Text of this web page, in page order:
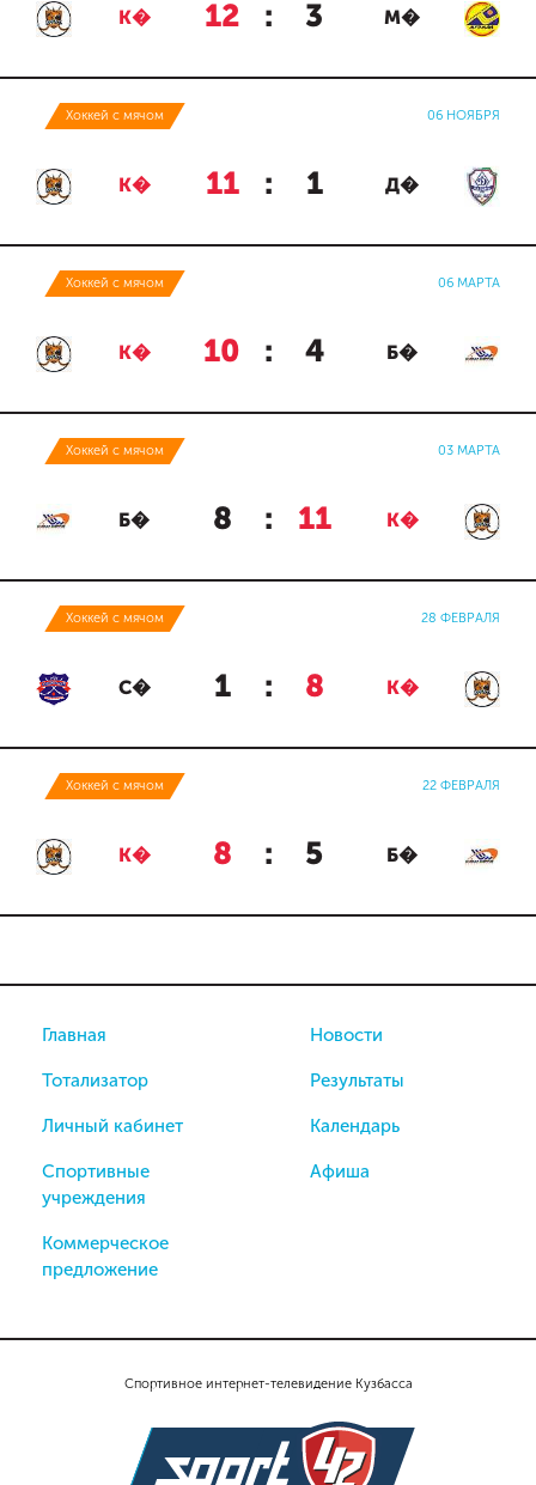
К� 12 : 3 М�
Хоккей с мячом 06 НОЯБРЯ
К� 11 : 1 Д�
Хоккей с мячом 06 МАРТА
К� 10 : 4 Б�
Хоккей с мячом 03 МАРТА
Б� 8 : 11 К�
Хоккей с мячом 28 ФЕВРАЛЯ
С� 1 : 8 К�
Хоккей с мячом 22 ФЕВРАЛЯ
К� 8 : 5 Б�
Спортивное интернет-телевидение Кузбасса
Главная
Тотализатор
Личный кабинет
Спортивные
учреждения
Коммерческое
предложение
Новости
Результаты
Календарь
Афиша